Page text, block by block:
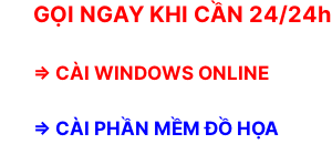
GỌI NGAY KHI CẦN 24/24h
⇒ CÀI WINDOWS ONLINE
⇒ CÀI PHẦN MỀM ĐỒ HỌA